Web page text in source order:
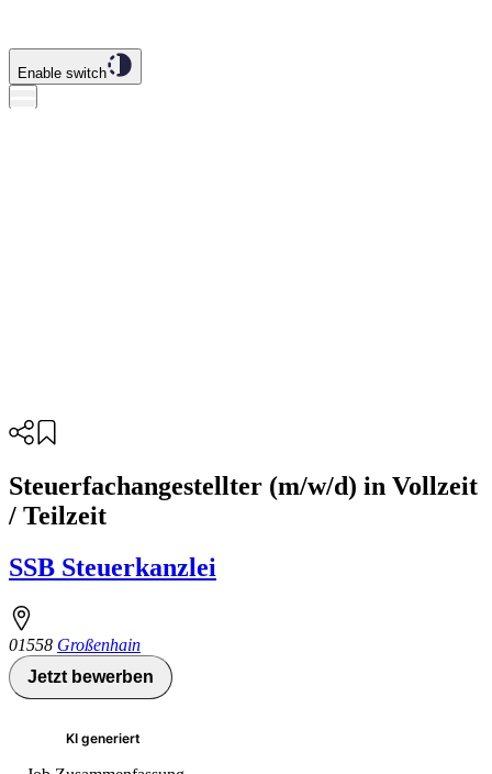
Enable switch
Steuerfachangestellter (m/w/d) in Vollzeit
/ Teilzeit
SSB Steuerkanzlei
01558 Großenhain
Jetzt bewerben
KI generiert